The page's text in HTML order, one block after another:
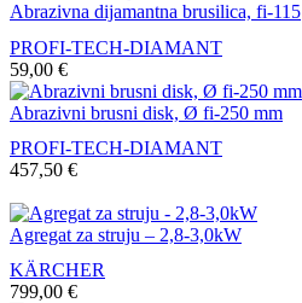
Abrazivna dijamantna brusilica, fi-115
PROFI-TECH-DIAMANT
59,00 €
Abrazivni brusni disk, Ø fi-250 mm
PROFI-TECH-DIAMANT
457,50 €
Agregat za struju – 2,8-3,0kW
KÄRCHER
799,00 €